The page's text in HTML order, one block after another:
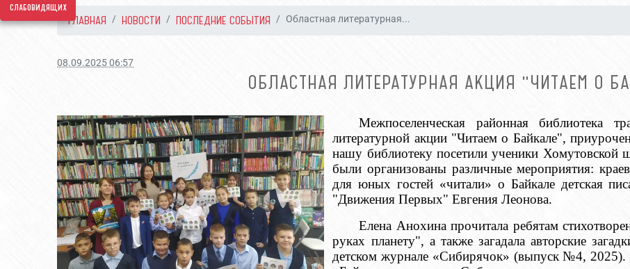
слабовидящих
ГЛАВНАЯ НОВОСТИ ПОСЛЕДНИЕ СОБЫТИЯ Областная литературная...
08.09.2025 06:57
ОБЛАСТНАЯ ЛИТЕРАТУРНАЯ АКЦИЯ "ЧИТАЕМ О
Межпоселенческая районная библиотека
литературной акции "Читаем о Байкале",
нашу библиотеку посетили ученики
были организованы различные мероприятия:
для юных гостей «читали» о Байкале детская
"Движения Первых" Евгения Леонова.
Елена Анохина прочитала ребятам
руках планету", а также загадала авторские
детском журнале «Сибирячок» (выпуск №4, 2025).